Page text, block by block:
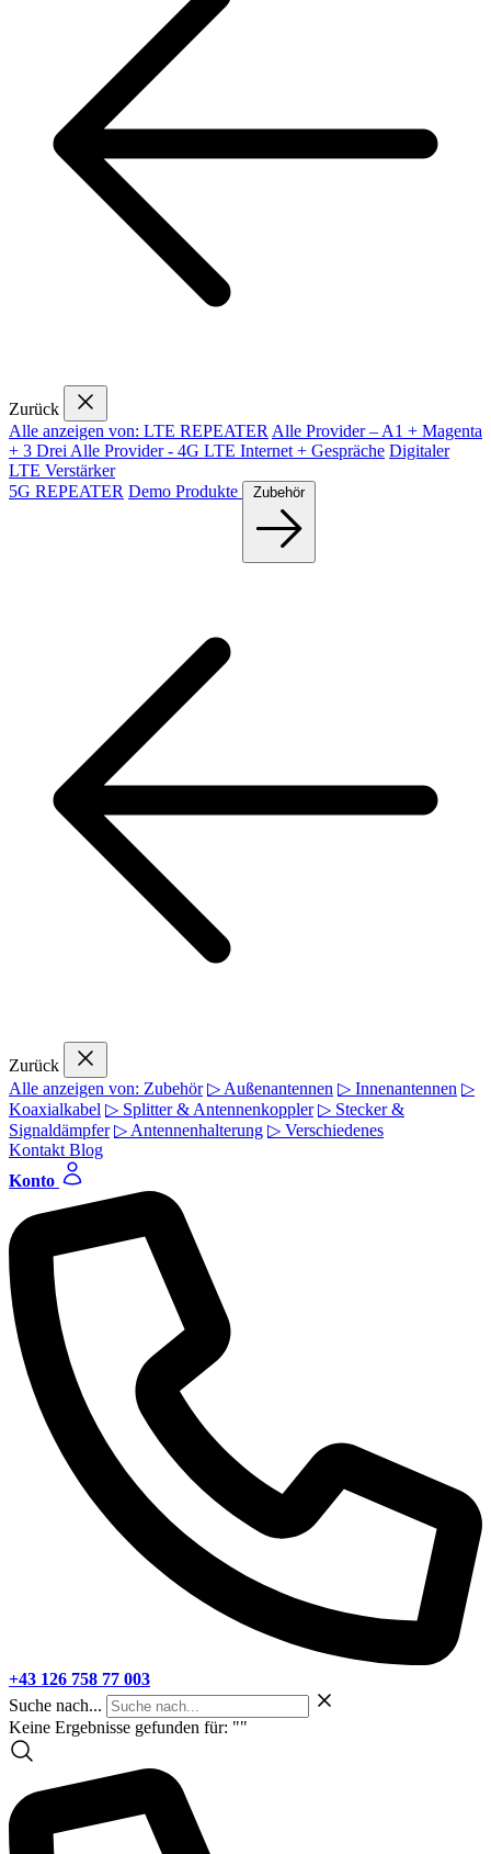
Zurück
Alle anzeigen von: LTE REPEATER Alle Provider – A1 + Magenta
+ 3 Drei Alle Provider - 4G LTE Internet + Gespräche Digitaler
LTE Verstärker
5G REPEATER Demo Produkte Zubehör
Zurück
Alle anzeigen von: Zubehör ▷ Außenantennen ▷ Innenantennen ▷
Koaxialkabel ▷ Splitter & Antennenkoppler ▷ Stecker &
Signaldämpfer ▷ Antennenhalterung ▷ Verschiedenes
Kontakt Blog
Konto
+43 126 758 77 003
Suche nach...
Keine Ergebnisse gefunden für: ""